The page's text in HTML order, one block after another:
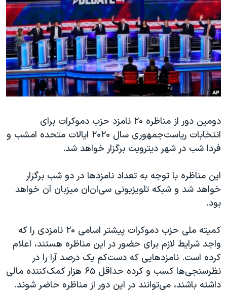
فرهنگ و زندگی
حقوق شهروندی
اقتصادی
علم و فناوری
اسرائیل در جنگ
آرشیو پخش زنده
مستندها
انتخابات ریاست جمهوری آمریکا ۲۰۲۴
حمله جمهوری اسلامی به اسرائیل
رمز مهسا
ورزش زنان در ایران
مجموعه مستندهای دادخواهی
تریبونال مردمی آبان ۹۸
دادگاه حمید نوری
چهل سال گروگان‌گیری
قانون شفافیت دارائی کادر رهبری ایران
اسرائیل در جنگ
نرگس محمدی برنده جایزه نوبل صلح
همایش محافظه‌کاران آمریکا «سی‌پک»
صفحه‌های ویژه
دنبال کنید
زبانهای مختلف
دومین دور از مناظره ۲۰ نامزد حزب دموکرات برای
انتخابات ریاست‌جمهوری سال ۲۰۲۰ ایالات متحده امشب و
فردا شب در شهر دیترویت برگزار خواهد شد.
این مناظره با توجه به تعداد نامزدها در دو شب برگزار
خواهد شد و شبکه تلویزیونی سی‌ان‌ان میزبان آن خواهد
بود.
کمیته ملی حزب دموکرات پیشتر اسامی ۲۰ نامزدی را که
واجد شرایط لازم برای حضور در این مناظره هستند، اعلام
کرده است. نامزدهایی که دست‌کم یک درصد آرا را در
نظرسنجی‌ها کسب و کرده حداقل ۶۵ هزار کمک‌کننده مالی
داشته باشند، می‌توانند در این دور از مناظره حاضر شوند.